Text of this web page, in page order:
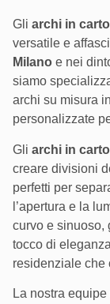
Gli archi in
versatile e
Milano e nei
siamo
archi su misura
personalizzate
Gli archi in
creare divisioni
perfetti per
l’apertura e la
curvo e sinuoso,
tocco di
residenziale che
La nostra